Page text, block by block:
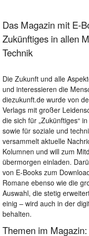
Das Magazin mit E-
Zukünftiges in allen
Technik
Die Zukunft und alle
und interessieren die
diezukunft.de wurde von
Verlags mit großer
die sich für „Zukünftiges“
sowie für soziale und
versammelt aktuelle
Kolumnen und will zum
übermorgen einladen.
von E-Books zum
Romane ebenso wie die
Auswahl, die stetig
einig – wird auch in der
behalten.
Themen im Magazin: